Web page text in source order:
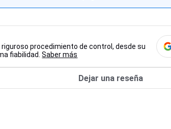
procedimiento de control, desde su
fiabilidad.Saber más
Dejar una reseña